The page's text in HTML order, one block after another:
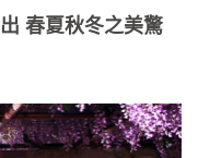
春夏秋冬之美驚